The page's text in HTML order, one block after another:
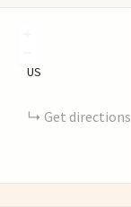
US
Get directions